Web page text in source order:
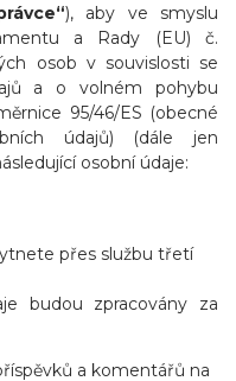
), aby ve smyslu
a Rady (EU) č.
osob v souvislosti se
a o volném pohybu
95/46/ES (obecné
údajů) (dále jen
osobní údaje:
přes službu třetí
budou zpracovány za
a komentářů na